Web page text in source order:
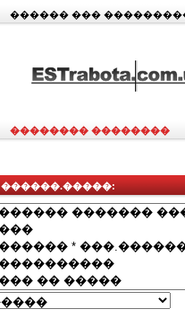
������ ���
�������� ��������
������.�����: